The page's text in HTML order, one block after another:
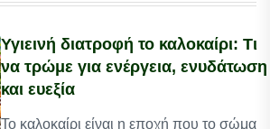
Υγιεινή διατροφή το καλοκαίρι: Τι
να τρώμε για ενέργεια, ενυδάτωση
και ευεξία
Το καλοκαίρι είναι η εποχή που το σώμα